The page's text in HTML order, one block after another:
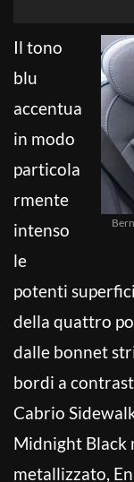
Il tono
blu
accentua
in modo
particola
rmente
intenso
le
potenti
della quattro
dalle bonnet
bordi a
Cabrio
Midnight Black
metallizzato,